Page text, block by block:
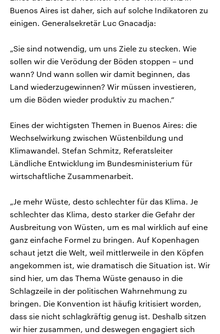
Buenos Aires ist daher, sich auf solche Indikatoren zu
einigen. Generalsekretär Luc Gnacadja:
„Sie sind notwendig, um uns Ziele zu stecken. Wie
sollen wir die Verödung der Böden stoppen – und
wann? Und wann sollen wir damit beginnen, das
Land wiederzugewinnen? Wir müssen investieren,
um die Böden wieder produktiv zu machen.“
Eines der wichtigsten Themen in Buenos Aires: die
Wechselwirkung zwischen Wüstenbildung und
Klimawandel. Stefan Schmitz, Referatsleiter
Ländliche Entwicklung im Bundesministerium für
wirtschaftliche Zusammenarbeit.
„Je mehr Wüste, desto schlechter für das Klima. Je
schlechter das Klima, desto starker die Gefahr der
Ausbreitung von Wüsten, um es mal wirklich auf eine
ganz einfache Formel zu bringen. Auf Kopenhagen
schaut jetzt die Welt, weil mittlerweile in den Köpfen
angekommen ist, wie dramatisch die Situation ist. Wir
sind hier, um das Thema Wüste genauso in die
Schlagzeile in der politischen Wahrnehmung zu
bringen. Die Konvention ist häufig kritisiert worden,
dass sie nicht schlagkräftig genug ist. Deshalb sitzen
wir hier zusammen, und deswegen engagiert sich